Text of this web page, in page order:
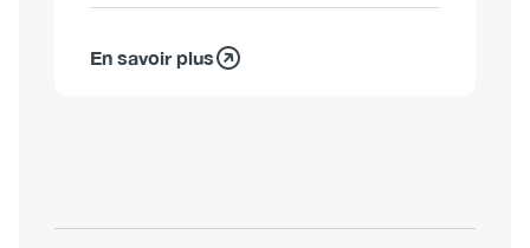
En savoir plus